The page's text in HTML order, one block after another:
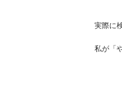
実際に
私が「